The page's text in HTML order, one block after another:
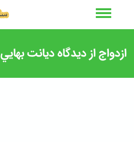
ازدواج از ديدگاه ديانت بهايي